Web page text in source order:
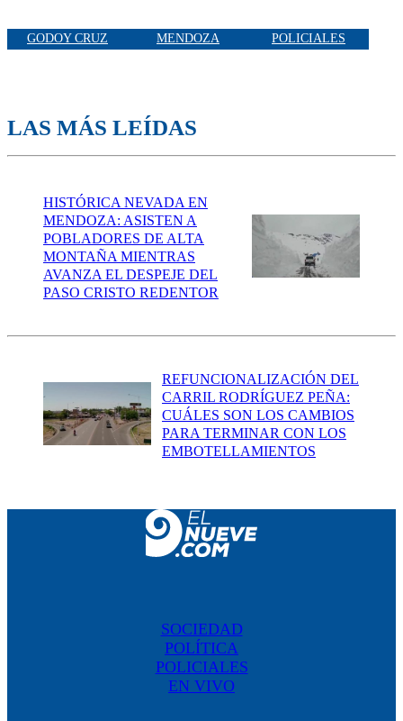
GODOY CRUZ MENDOZA POLICIALES
LAS MÁS LEÍDAS
HISTÓRICA NEVADA EN
MENDOZA: ASISTEN A
POBLADORES DE ALTA
MONTAÑA MIENTRAS
AVANZA EL DESPEJE DEL
PASO CRISTO REDENTOR
REFUNCIONALIZACIÓN DEL
CARRIL RODRÍGUEZ PEÑA:
CUÁLES SON LOS CAMBIOS
PARA TERMINAR CON LOS
EMBOTELLAMIENTOS
SOCIEDAD
POLÍTICA
POLICIALES
EN VIVO